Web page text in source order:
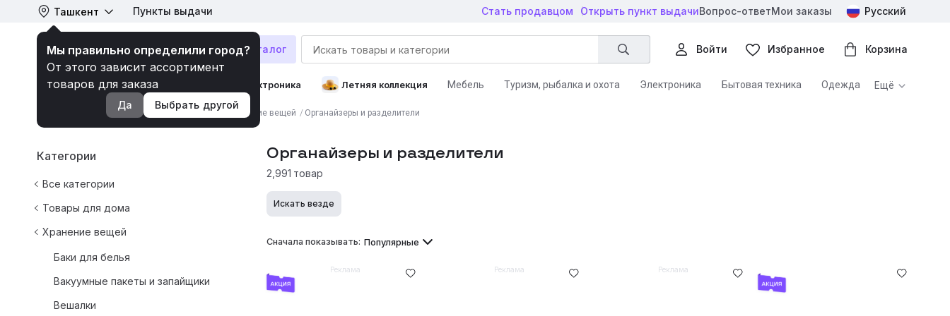
Ташкент
Мы правильно определили город?
От этого зависит ассортимент
товаров для заказа
Да Выбрать другой
Пункты выдачи Стать продавцом Открыть пункт выдачиВопрос-ответМои заказы Русский
Каталог Войти Избранное Корзина
Гарантия низких цен Техника и электроника Летняя коллекция Мебель Туризм, рыбалка и охота Электроника Бытовая техника Одежда
Аксессуары Красота и уход Здоровье Товары для дома Строительство и ремонт
Ещё
Все категории / Товары для дома Хранение вещей / Органайзеры и разделители
Категории
Все категории
Товары для дома
Хранение вещей
Баки для белья
Вакуумные пакеты и запайщики
Вешалки
Органайзеры и разделители
2,991 товар
Искать везде
Сначала показывать: Популярные
Реклама Реклама Реклама